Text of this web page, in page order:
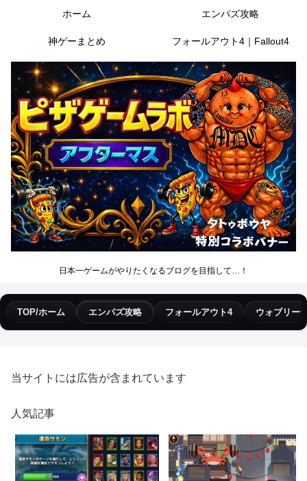
日本一ゲームがやりたくなるブログを目指して…！
ホーム エンパズ攻略
神ゲーまとめ フォールアウト4｜Fallout4
TOP/ホーム エンパズ攻略 フォールアウト4 ウォブリー
当サイトには広告が含まれています
人気記事